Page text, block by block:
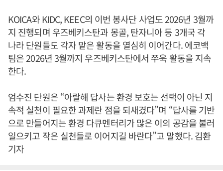
KOICA와 KIDC, KEEC의 이번 봉사단 사업도 2026년 3월까
지 진행되며 우즈베키스탄과 몽골, 탄자니아 등 3개국 각
나라 단원들도 각자 맡은 활동을 열심히 이어간다. 에코백
팀은 2026년 3월까지 우즈베키스탄에서 쭈욱 활동을 지속
한다.
엄수진 단원은 “아랄해 답사는 환경 보호는 선택이 아닌 지
속적 실천이 필요한 과제란 점을 되새겼다”며 “답사를 기반
으로 만들어지는 환경 다큐멘터리가 많은 이의 공감을 불러
일으키고 작은 실천들로 이어지길 바란다”고 말했다. 김환
기자